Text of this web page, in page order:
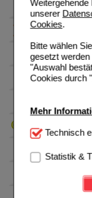
Weitergehende
unserer
Cookies.
Bitte wählen
gesetzt
"Auswahl
Cookies durch
Mehr
Technisch
Website
Kundenkonto),
werden kann.
Technisch
Statistik &